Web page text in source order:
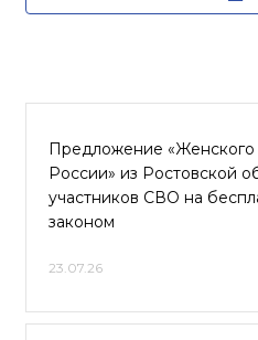
Предложение
России» из Ростовской
участников СВО на
законом
23.07.26